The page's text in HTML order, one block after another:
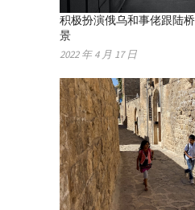
积极扮演俄乌和事佬跟陆
景
2022 年 4 月 17 日